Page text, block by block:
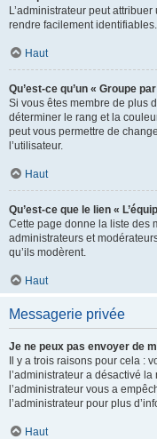
L’administrateur peut
rendre facilement identifiables.
Haut
Qu’est-ce qu’un « Groupe
Si vous êtes membre de plus
déterminer le rang et la
peut vous permettre de
l’utilisateur.
Haut
Qu’est-ce que le lien «
Cette page donne la liste des
administrateurs et
qu’ils modèrent.
Haut
Messagerie privée
Je ne peux pas envoyer de
Il y a trois raisons pour cela :
l’administrateur a désactivé
l’administrateur vous a
l’administrateur pour plus
Haut